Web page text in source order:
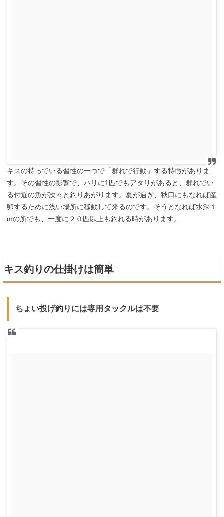
キスの持っている習性の一つで「群れで行動」する特徴がありま
す。その習性の影響で、ハリに1匹でもアタリがあると、群れでい
る付近の魚が次々と釣りあがります。夏が過ぎ、秋口にもなれば産
卵するために浅い場所に移動して来るのです。そうとなれば水深１
mの所でも、一度に２０匹以上も釣れる時があります。
キス釣りの仕掛けは簡単
ちょい投げ釣りには専用タックルは不要